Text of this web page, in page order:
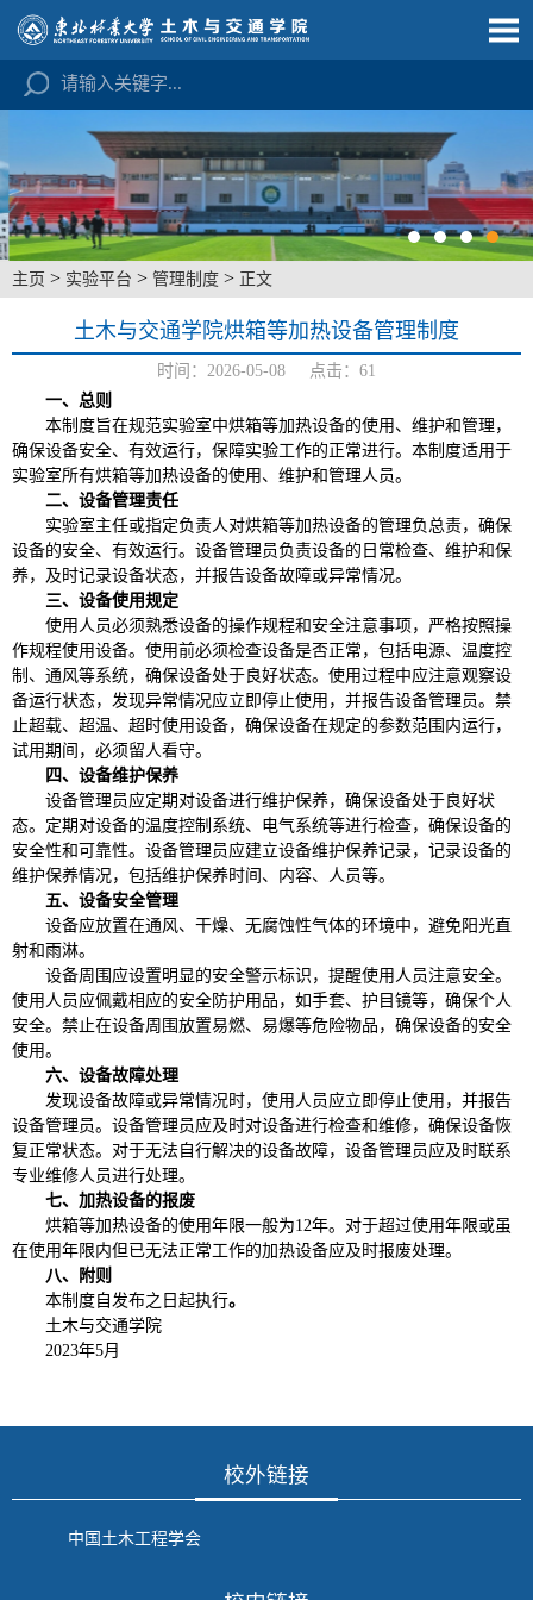
主页 > 实验平台 > 管理制度 > 正文
土木与交通学院烘箱等加热设备管理制度
时间：2026-05-08 点击： 61
一、总则
本制度旨在规范实验室中烘箱等加热设备的使用、维护和管理，
确保设备安全、有效运行，保障实验工作的正常进行。本制度适用于
实验室所有烘箱等加热设备的使用、维护和管理人员。
二、设备管理责任
实验室主任或指定负责人对烘箱等加热设备的管理负总责，确保
设备的安全、有效运行。设备管理员负责设备的日常检查、维护和保
养，及时记录设备状态，并报告设备故障或异常情况。
三、设备使用规定
使用人员必须熟悉设备的操作规程和安全注意事项，严格按照操
作规程使用设备。使用前必须检查设备是否正常，包括电源、温度控
制、通风等系统，确保设备处于良好状态。使用过程中应注意观察设
备运行状态，发现异常情况应立即停止使用，并报告设备管理员。禁
止超载、超温、超时使用设备，确保设备在规定的参数范围内运行，
试用期间，必须留人看守。
四、设备维护保养
设备管理员应定期对设备进行维护保养，确保设备处于良好状
态。定期对设备的温度控制系统、电气系统等进行检查，确保设备的
安全性和可靠性。设备管理员应建立设备维护保养记录，记录设备的
维护保养情况，包括维护保养时间、内容、人员等。
五、设备安全管理
设备应放置在通风、干燥、无腐蚀性气体的环境中，避免阳光直
射和雨淋。
设备周围应设置明显的安全警示标识，提醒使用人员注意安全。
使用人员应佩戴相应的安全防护用品，如手套、护目镜等，确保个人
安全。禁止在设备周围放置易燃、易爆等危险物品，确保设备的安全
使用。
六、设备故障处理
发现设备故障或异常情况时，使用人员应立即停止使用，并报告
设备管理员。设备管理员应及时对设备进行检查和维修，确保设备恢
复正常状态。对于无法自行解决的设备故障，设备管理员应及时联系
专业维修人员进行处理。
七、加热设备的报废
烘箱等加热设备的使用年限一般为12年。对于超过使用年限或虽
在使用年限内但已无法正常工作的加热设备应及时报废处理。
八、附则
本制度自发布之日起执行。
土木与交通学院
2023年5月
校外链接
中国土木工程学会